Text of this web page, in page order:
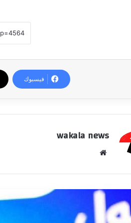
فيسبوك
wakala news
الوي
ب